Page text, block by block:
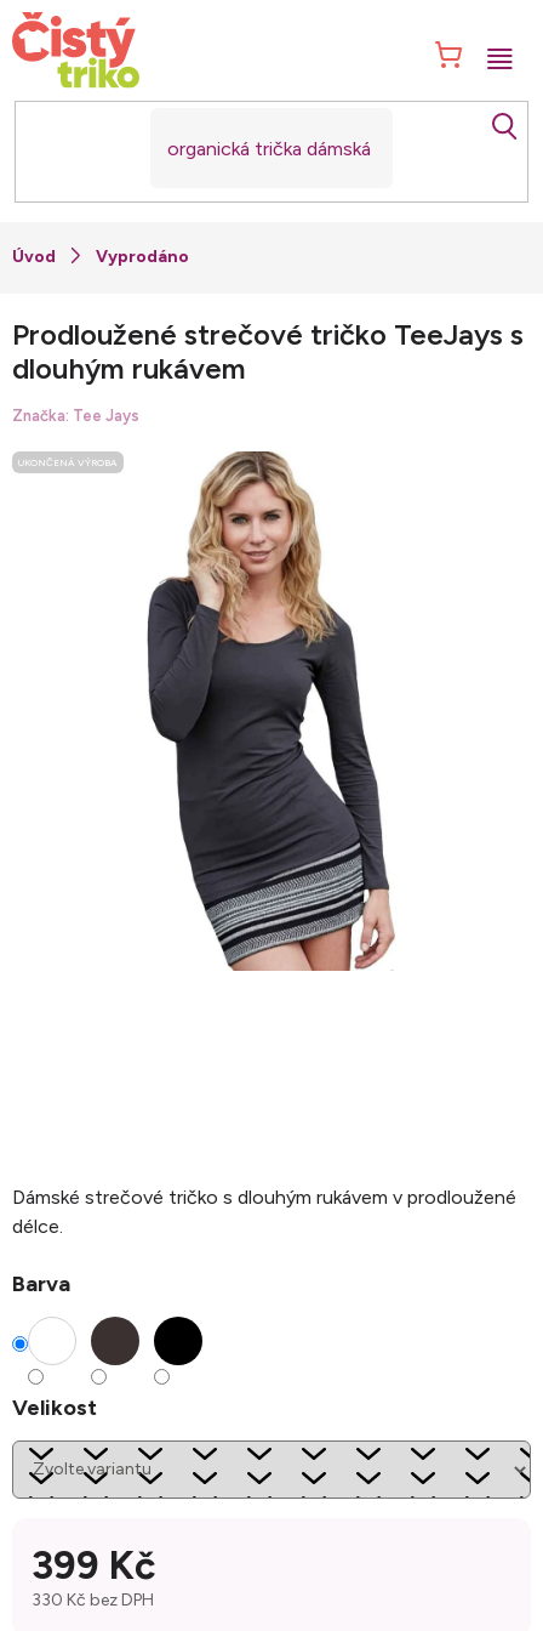
Přejít
na
obsah
Vyprodáno
Dámské strečové tričko s dlouhým rukávem v prodloužené
délce.
Barva
Velikost
399 Kč
330 Kč bez DPH
Prodloužené strečové tričko TeeJays s
dlouhým rukávem
Značka: Tee Jays
UKONČENÁ VÝROBA